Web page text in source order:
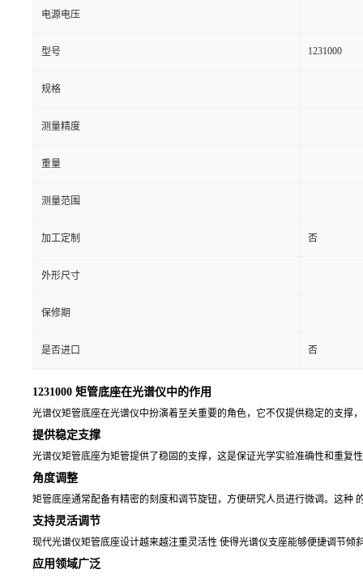
电源电压
型号 1231000
规格
测量精度
重量
测量范围
加工定制 否
外形尺寸
保修期
是否进口 否
1231000 矩管底座在光谱仪中的作用
光谱仪矩管底座在光谱仪中扮演着至关重要的角色，它不仅提供稳定的支撑
提供稳定支撑
光谱仪矩管底座为矩管提供了稳固的支撑，这是保证光学实验准确性和重复
角度调整
矩管底座通常配备有精密的刻度和调节旋钮，方便研究人员进行微调。这种
支持灵活调节
现代光谱仪矩管底座设计越来越注重灵活性 使得光谱仪支座能够便捷调节倾
应用领域广泛